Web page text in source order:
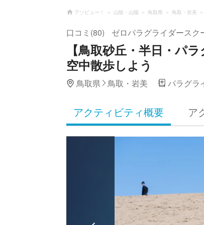
アソビュー！ 山陰・山陽 鳥取県 鳥取・岩美
口コミ(80) ゼロパラグライダースク
【鳥取砂丘・半日・パ
空中散歩しよう
鳥取県 鳥取・岩美 パラグラ
アクティビティ概要 ア